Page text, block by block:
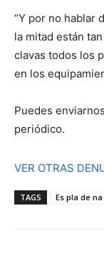
“Y por no hablar
la mitad están
clavas todos los
en los
Puedes
periódico.
VER OTRAS
TAGS Es pla de